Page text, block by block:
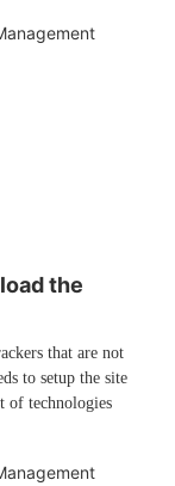
the
that are not
to setup the site
of technologies